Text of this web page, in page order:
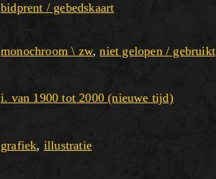
bidprent / gebedskaart
monochroom \ zw,niet gelopen / gebruikt
i. van 1900 tot 2000 (nieuwe tijd)
grafiek, illustratie